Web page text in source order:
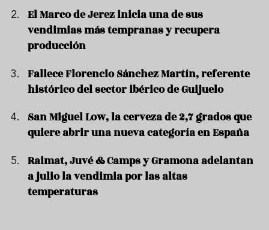
El Marco de Jerez inicia una de sus
vendimias más tempranas y recupera
producción
Fallece Florencio Sánchez Martín, referente
histórico del sector ibérico de Guijuelo
San Miguel Low, la cerveza de 2,7 grados que
quiere abrir una nueva categoría en España
Raimat, Juvé & Camps y Gramona adelantan
a julio la vendimia por las altas
temperaturas